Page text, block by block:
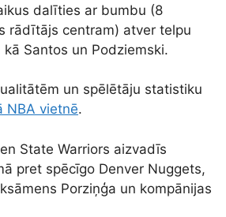
dalīties ar bumbu (8
rādītājs centram) atver telpu
Santos un Podziemski.
un spēlētāju statistiku
NBA vietnē.
State Warriors aizvadīs
pret spēcīgo Denver Nuggets,
Porziņģa un kompānijas